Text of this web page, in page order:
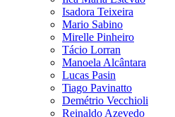
Isadora Teixeira
Mario Sabino
Mirelle Pinheiro
Tácio Lorran
Manoela Alcântara
Lucas Pasin
Tiago Pavinatto
Demétrio Vecchioli
Reinaldo Azevedo